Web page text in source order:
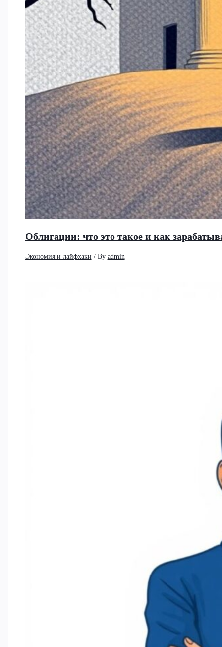
Облигации: что это такое и как
Экономия и лайфхаки / By admin